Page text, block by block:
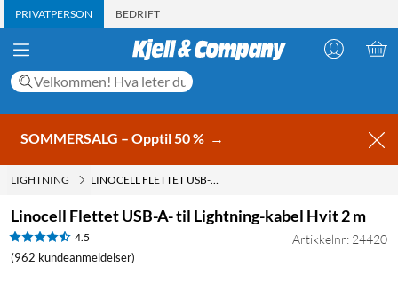
PRIVATPERSON BEDRIFT
SOMMERSALG – Opptil 50 % →
LIGHTNING LINOCELL FLETTET USB-A- TIL LIGHTNING-KABEL HVIT 2 M
Linocell Flettet USB-A- til Lightning-kabel Hvit 2 m
4.5
(962 kundeanmeldelser)
Artikkelnr: 24420